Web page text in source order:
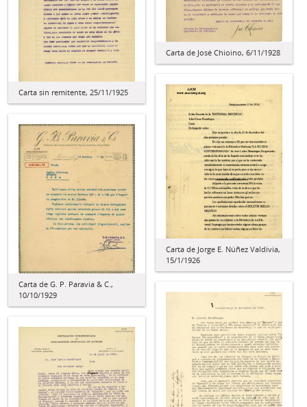
Carta de José Chioino, 6/11/1928
Carta sin remitente, 25/11/1925
Carta de Jorge E. Núñez Valdivia,
15/1/1926
Carta de G. P. Paravia & C.,
10/10/1929